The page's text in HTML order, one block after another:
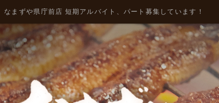
なまずや県庁前店 短期アルバイト、パート募集しています！